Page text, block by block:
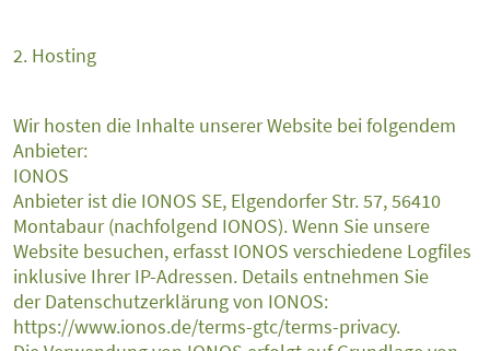
2. Hosting
Wir hosten die Inhalte unserer Website bei folgendem
Anbieter:
IONOS
Anbieter ist die IONOS SE, Elgendorfer Str. 57, 56410
Montabaur (nachfolgend IONOS). Wenn Sie unsere
Website besuchen, erfasst IONOS verschiedene Logfiles
inklusive Ihrer IP-Adressen. Details entnehmen Sie
der Datenschutzerklärung von IONOS:
https://www.ionos.de/terms-gtc/terms-privacy.